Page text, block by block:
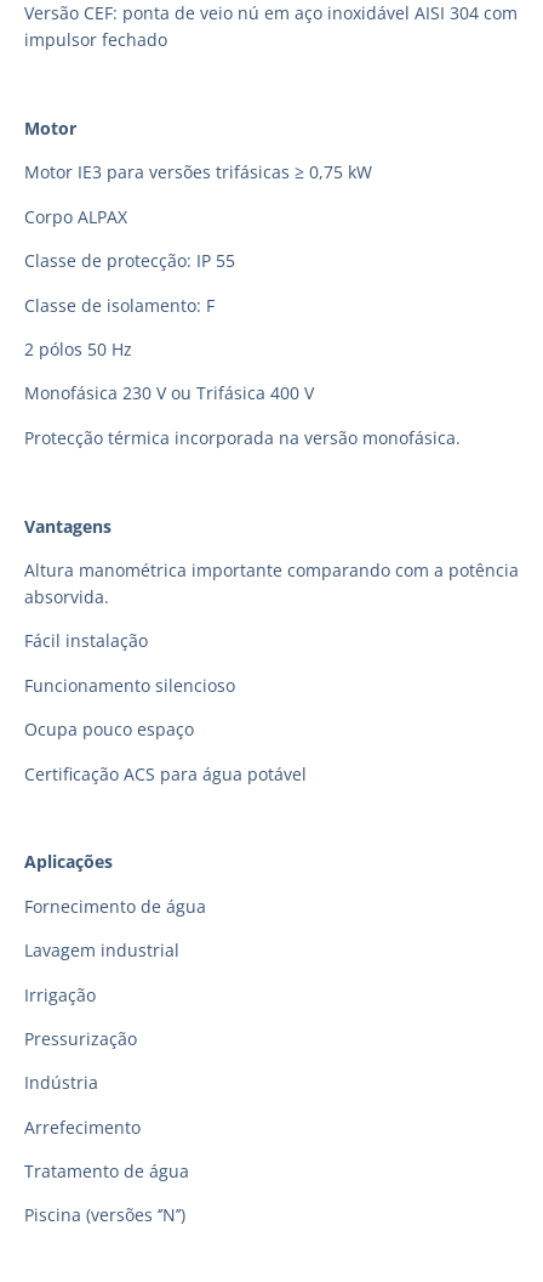
Versão CEF: ponta de veio nú em aço inoxidável AISI 304 com
impulsor fechado
Motor
Motor IE3 para versões trifásicas ≥ 0,75 kW
Corpo ALPAX
Classe de protecção: IP 55
Classe de isolamento: F
2 pólos 50 Hz
Monofásica 230 V ou Trifásica 400 V
Protecção térmica incorporada na versão monofásica.
Vantagens
Altura manométrica importante comparando com a potência
absorvida.
Fácil instalação
Funcionamento silencioso
Ocupa pouco espaço
Certificação ACS para água potável
Aplicações
Fornecimento de água
Lavagem industrial
Irrigação
Pressurização
Indústria
Arrefecimento
Tratamento de água
Piscina (versões ‘’N’’)